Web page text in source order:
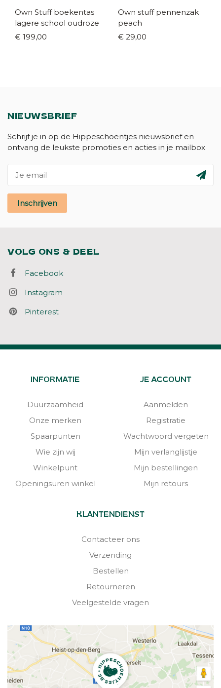
Own Stuff boekentas
lagere school oudroze
€ 199,00
Own stuff pennenzak
peach
€ 29,00
NIEUWSBRIEF
Schrijf je in op de Hippeschoentjes nieuwsbrief en
ontvang de leukste promoties en acties in je mailbox
Inschrijven
VOLG ONS & DEEL
Facebook
Instagram
Pinterest
INFORMATIE
Duurzaamheid
Onze merken
Spaarpunten
Wie zijn wij
Winkelpunt
Openingsuren winkel
JE ACCOUNT
Aanmelden
Registratie
Wachtwoord vergeten
Mijn verlanglijstje
Mijn bestellingen
Mijn retours
KLANTENDIENST
Contacteer ons
Verzending
Bestellen
Retourneren
Veelgestelde vragen